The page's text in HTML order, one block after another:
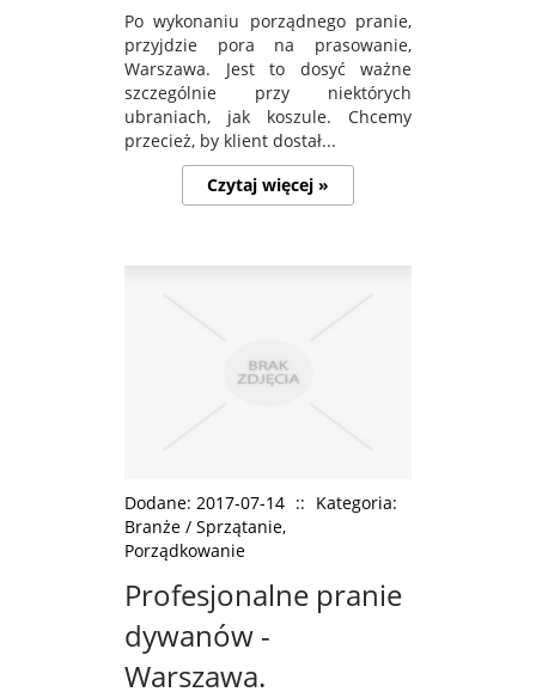
Po wykonaniu porządnego pranie,
przyjdzie pora na prasowanie,
Warszawa. Jest to dosyć ważne
szczególnie przy niektórych
ubraniach, jak koszule. Chcemy
przecież, by klient dostał...
Czytaj więcej »
Dodane: 2017-07-14 :: Kategoria:
Branże / Sprzątanie,
Porządkowanie
Profesjonalne pranie
dywanów -
Warszawa.